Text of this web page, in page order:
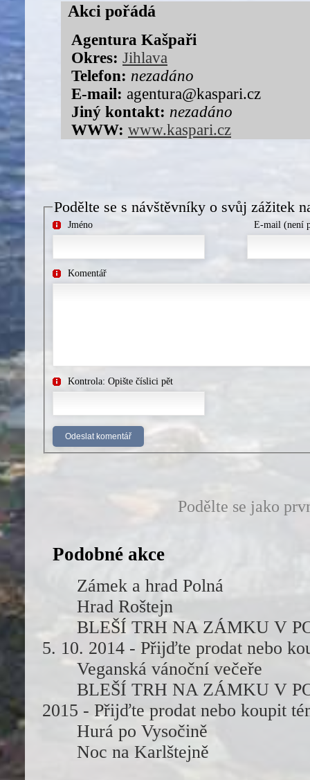
Akci pořádá
Agentura Kašpaři
Okres: Jihlava
Telefon: nezadáno
E-mail: agentura@kaspari.cz
Jiný kontakt: nezadáno
WWW: www.kaspari.cz
Podělte se s návštěvníky o svůj zážitek
Jméno E-mail (není
Komentář
Kontrola: Opište číslici pět
Podělte se jako
Podobné akce
Zámek a hrad Polná
Hrad Roštejn
BLEŠÍ TRH NA ZÁMKU V
5. 10. 2014 - Přijďte prodat nebo
Veganská vánoční večeře
BLEŠÍ TRH NA ZÁMKU V
2015 - Přijďte prodat nebo koupit
Hurá po Vysočině
Noc na Karlštejně